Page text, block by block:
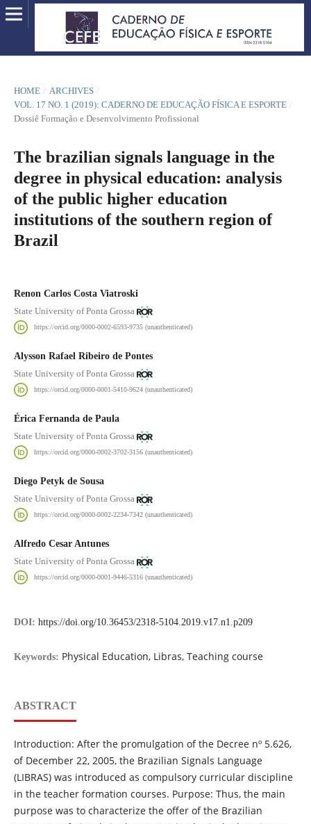
HOME / ARCHIVES /
VOL. 17 NO. 1 (2019): CADERNO DE EDUCAÇÃO FÍSICA E ESPORTE /
Dossiê Formação e Desenvolvimento Profissional
The brazilian signals language in the
degree in physical education: analysis
of the public higher education
institutions of the southern region of
Brazil
Renon Carlos Costa Viatroski
State University of Ponta Grossa
https://orcid.org/0000-0002-6593-9735 (unauthenticated)
Alysson Rafael Ribeiro de Pontes
State University of Ponta Grossa
https://orcid.org/0000-0001-5410-9624 (unauthenticated)
Érica Fernanda de Paula
State University of Ponta Grossa
https://orcid.org/0000-0002-3702-3156 (unauthenticated)
Diego Petyk de Sousa
State University of Ponta Grossa
https://orcid.org/0000-0002-2234-7342 (unauthenticated)
Alfredo Cesar Antunes
State University of Ponta Grossa
https://orcid.org/0000-0001-9446-5316 (unauthenticated)
DOI: https://doi.org/10.36453/2318-5104.2019.v17.n1.p209
Keywords: Physical Education, Libras, Teaching course
ABSTRACT
Introduction: After the promulgation of the Decree nº 5.626,
of December 22, 2005, the Brazilian Signals Language
(LIBRAS) was introduced as compulsory curricular discipline
in the teacher formation courses. Purpose: Thus, the main
purpose was to characterize the offer of the Brazilian